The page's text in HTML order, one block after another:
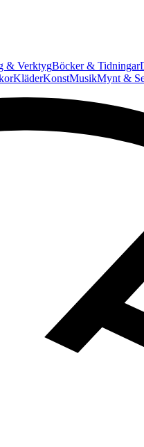
& VerktygBöcker & Tidningar
KläderKonstMusikMynt &